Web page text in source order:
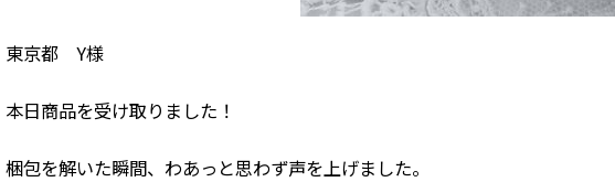
東京都 Y様
本日商品を受け取りました！
梱包を解いた瞬間、わあっと思わず声を上げました。